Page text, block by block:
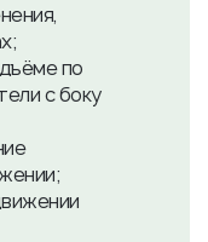
по
с боку